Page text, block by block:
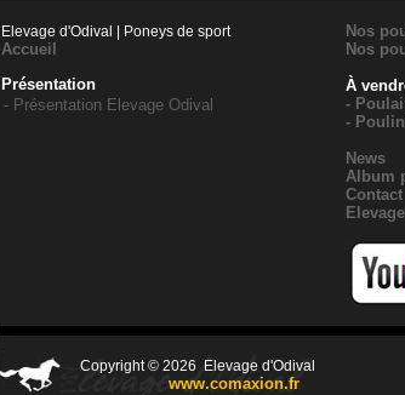
Elevage d'Odival | Poneys de sport
Accueil
Présentation
- Présentation Elevage Odival
Nos
Nos
À
-
-
News
Album
Contact
Copyright © 2026 Elevage d'Odival
www.comaxion.fr